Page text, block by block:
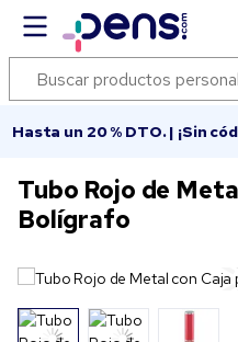
Hasta un 20 % DTO. | ¡Sin
Tubo Rojo de
Bolígrafo